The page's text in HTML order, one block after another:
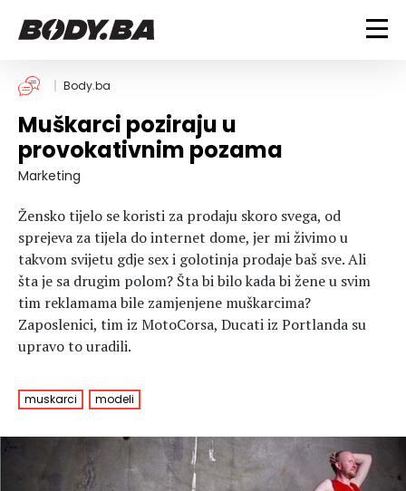
FITNESS
Vježbanje
Mršanje
Discipline
BODYBUILDING
Trening i vježbe
Savjeti
Ostalo
ISHRANA
Dijete
Nutricionizam
Recepti
Suplementi
Tablica kalorija
ZDRAVLJE
Um i tijelo
Povrede i bolesti
Lifestyle
Trudnice
LIFESTYLE
Bodybuilding
Fitness
Zdravlje
VODA
MAGAZIN
Njega njega
Šminka
KALORIJE
Body.ba
Muškarci poziraju u
provokativnim pozama
Marketing
Žensko tijelo se koristi za prodaju skoro svega, od
sprejeva za tijela do internet dome, jer mi živimo u
takvom svijetu gdje sex i golotinja prodaje baš sve. Ali
šta je sa drugim polom? Šta bi bilo kada bi žene u svim
tim reklamama bile zamjenjene muškarcima?
Zaposlenici, tim iz MotoCorsa, Ducati iz Portlanda su
upravo to uradili.
muskarci modeli